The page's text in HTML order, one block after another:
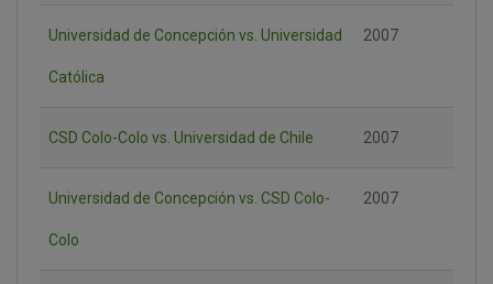
Universidad de Concepción vs. Universidad
Católica
2007
CSD Colo-Colo vs. Universidad de Chile 2007
Universidad de Concepción vs. CSD Colo-
Colo
2007